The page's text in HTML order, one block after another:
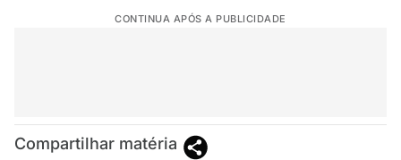
CONTINUA APÓS A PUBLICIDADE
Compartilhar matéria